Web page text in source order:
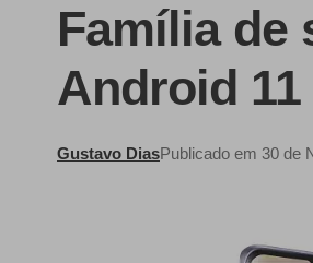
Família de
Android 11
Gustavo DiasPublicado em 30 de